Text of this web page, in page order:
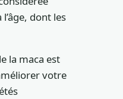
dont les
la maca est
votre